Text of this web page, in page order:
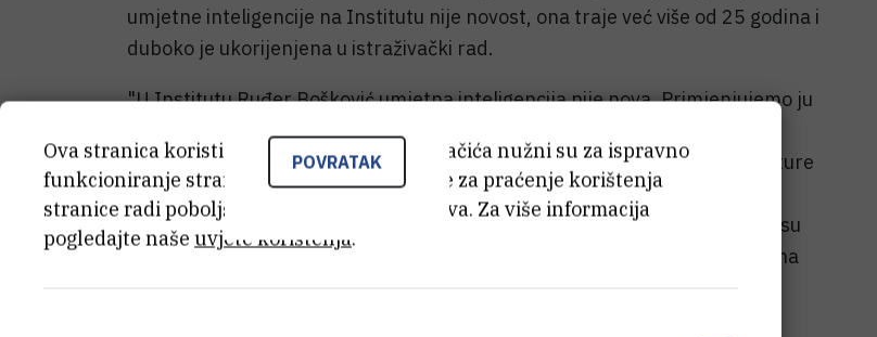
umjetne inteligencije na Institutu nije novost, ona traje već više od 25 godina i
duboko je ukorijenjena u istraživački rad.
"U Institutu Ruđer Bošković umjetna inteligencija nije nova. Primjenjujemo ju
za automatsko pretraživanje znanstvene literature u biomedicini, analizi
medicinskih slika i zaštiti okoliša. Gradimo cijeli sustav znanja i infrastrukture
umjetne inteligencije koja se zapravo danas nalazi na raskrižju - velikih
očekivanja s jedne strane i mnogih neodgovorenih pitanja s druge. I zato su
konferencije poput ove važne jer se moramo usredotočiti na to što umjetna
POVRATAK
Ova stranica koristi kolačiće. Neki od tih kolačića nužni su za ispravno
funkcioniranje stranice, dok se drugi koriste za praćenje korištenja
stranice radi poboljšanja korisničkog iskustva. Za više informacija
pogledajte naše uvjete korištenja.